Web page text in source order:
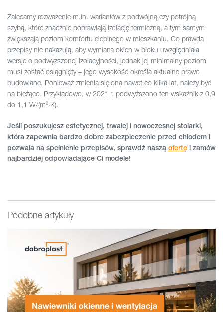
Zalecamy rozważenie m.in. wariantów z podwójną czy potrójną
szybą, które znacznie poprawiają izolację termiczną, a tym samym
zwiększają poziom komfortu cieplnego w mieszkaniu. Co prawda
przepisy nie nakazują, aby wymiana okien w bloku uwzględniała
wersje o podwyższonej izolacyjności, jednak jej minimalny poziom
musi zostać osiągnięty – jego wysokość określa aktualne prawo
budowlane. Ponieważ zmienia się ona nawet co kilka lat, należy być
na bieżąco. Przykładowo, w 2021 r. podwyższono ten wskaźnik z 0,9
do 1,1 W/(m²·K).
Jeśli poszukujesz estetycznej, trwałej i nowoczesnej stolarki,
która zapewnia bardzo dobre zabezpieczenie przed chłodem i
pozwala na spełnienie przepisów, sprawdź naszą ofertę i zamów
najbardziej odpowiadające Ci modele!
Podobne artykuły